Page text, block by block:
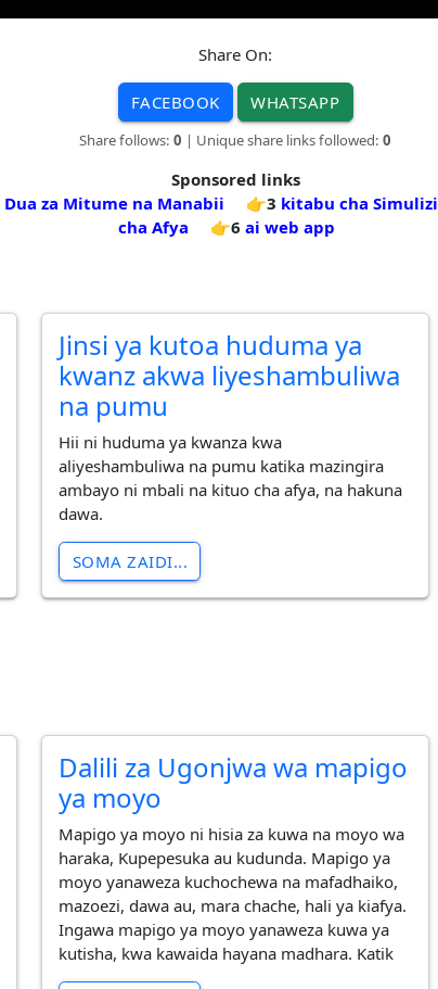
Share On:
FACEBOOK WHATSAPP
Share follows: 0 | Unique share links followed: 0
Sponsored links
Dua za Mitume na Manabii 👉3 kitabu cha Simulizi
cha Afya
👉6 ai web app
Jinsi ya kutoa huduma ya
kwanz akwa liyeshambuliwa
na pumu
Hii ni huduma ya kwanza kwa
aliyeshambuliwa na pumu katika mazingira
ambayo ni mbali na kituo cha afya, na hakuna
dawa.
SOMA ZAIDI...
Dalili za Ugonjwa wa mapigo
ya moyo
Mapigo ya moyo ni hisia za kuwa na moyo wa
haraka, Kupepesuka au kudunda. Mapigo ya
moyo yanaweza kuchochewa na mafadhaiko,
mazoezi, dawa au, mara chache, hali ya kiafya.
Ingawa mapigo ya moyo yanaweza kuwa ya
kutisha, kwa kawaida hayana madhara. Katik